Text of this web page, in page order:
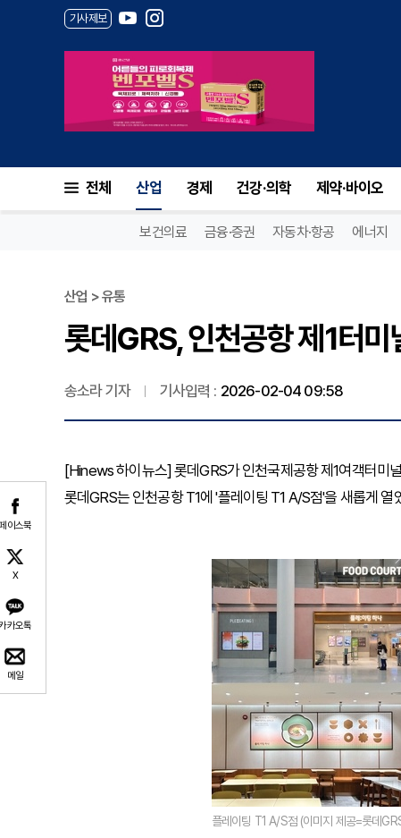
기사제보
전체 산업 경제 건강·의학 제약·바이오
보건의료 금융·증권 자동차·항공 에너지
이스북
X
카오톡
메일
산업 > 유통
롯데GRS, 인천공항 제1터
송소라 기자 기사입력 : 2026-02-04 09:58
[Hinews 하이뉴스] 롯데GRS가 인천국제공항 제1여객터미
롯데GRS는 인천공항 T1에 '플레이팅 T1 A/S점'을 새롭게 열
플레이팅 T1 A/S점 (이미지 제공=롯데